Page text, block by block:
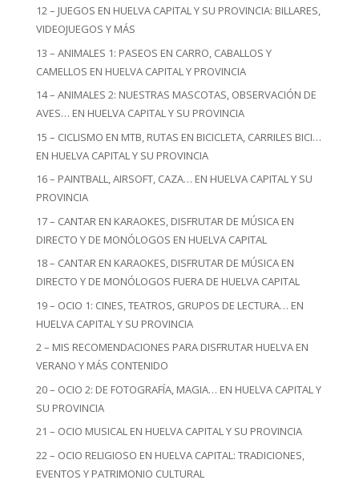
12 – JUEGOS EN HUELVA CAPITAL Y SU PROVINCIA: BILLARES,
VIDEOJUEGOS Y MÁS
13 – ANIMALES 1: PASEOS EN CARRO, CABALLOS Y
CAMELLOS EN HUELVA CAPITAL Y PROVINCIA
14 – ANIMALES 2: NUESTRAS MASCOTAS, OBSERVACIÓN DE
AVES… EN HUELVA CAPITAL Y SU PROVINCIA
15 – CICLISMO EN MTB, RUTAS EN BICICLETA, CARRILES BICI…
EN HUELVA CAPITAL Y SU PROVINCIA
16 – PAINTBALL, AIRSOFT, CAZA… EN HUELVA CAPITAL Y SU
PROVINCIA
17 – CANTAR EN KARAOKES, DISFRUTAR DE MÚSICA EN
DIRECTO Y DE MONÓLOGOS EN HUELVA CAPITAL
18 – CANTAR EN KARAOKES, DISFRUTAR DE MÚSICA EN
DIRECTO Y DE MONÓLOGOS FUERA DE HUELVA CAPITAL
19 – OCIO 1: CINES, TEATROS, GRUPOS DE LECTURA… EN
HUELVA CAPITAL Y SU PROVINCIA
2 – MIS RECOMENDACIONES PARA DISFRUTAR HUELVA EN
VERANO Y MÁS CONTENIDO
20 – OCIO 2: DE FOTOGRAFÍA, MAGIA… EN HUELVA CAPITAL Y
SU PROVINCIA
21 – OCIO MUSICAL EN HUELVA CAPITAL Y SU PROVINCIA
22 – OCIO RELIGIOSO EN HUELVA CAPITAL: TRADICIONES,
EVENTOS Y PATRIMONIO CULTURAL